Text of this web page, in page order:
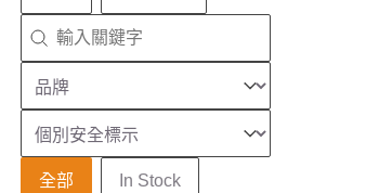
搜尋
Search content
品牌
Select content
安全識別
Select content
庫存狀態
全部 In Stock